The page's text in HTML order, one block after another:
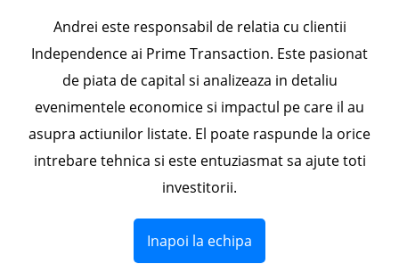
Andrei este responsabil de relatia cu clientii
Independence ai Prime Transaction. Este pasionat
de piata de capital si analizeaza in detaliu
evenimentele economice si impactul pe care il au
asupra actiunilor listate. El poate raspunde la orice
intrebare tehnica si este entuziasmat sa ajute toti
investitorii.
Inapoi la echipa